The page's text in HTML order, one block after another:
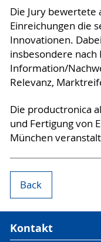
Die Jury bewertete
Einreichungen die
Innovationen.
insbesondere
Information/
Relevanz,
Die productronica
und Fertigung von
München
Back
Kontakt